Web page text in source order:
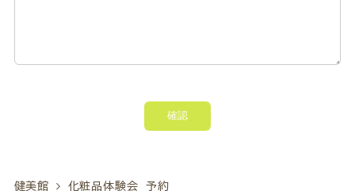
確認
健美館 化粧品体験会 予約